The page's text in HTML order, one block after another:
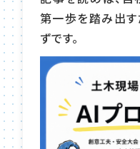
第一歩を踏み出
ずです。